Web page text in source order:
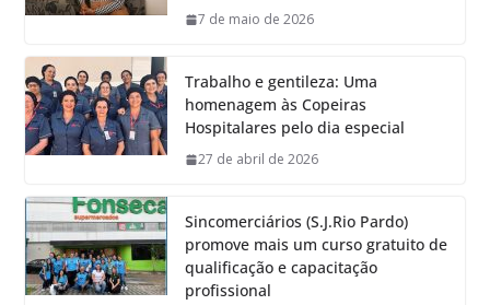
7 de maio de 2026
Trabalho e gentileza: Uma
homenagem às Copeiras
Hospitalares pelo dia especial
27 de abril de 2026
Sincomerciários (S.J.Rio Pardo)
promove mais um curso gratuito de
qualificação e capacitação
profissional